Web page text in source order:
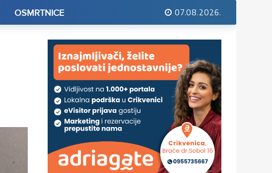
OSMRTNICE 07.08.2026.